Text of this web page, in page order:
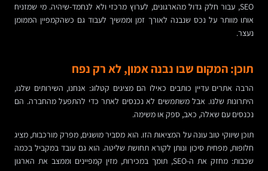
SEO, עבור חלק גדול מהארגונים, לערוץ מרכזי ולא לנחמד-שיהיה. מי שמזניח
אותו מוותר על נכס שנבנה לאורך זמן וממשיך לעבוד גם כשהקמפיין הממומן
נעצר.
תוכן: המקום שבו נבנה אמון, לא רק נפח
הרבה אתרים עדיין כותבים כאילו הם מציגים קטלוג: אנחנו, השירותים שלנו,
היתרונות שלנו. אבל משתמשים לא נכנסים לאתר כדי להתפעל מהחברה. הם
נכנסים עם שאלה, כאב, ספק או משימה.
תוכן שיווקי טוב עונה על המציאות הזו. הוא מסביר מושגים, מפרק מורכבות, מציג
חלופות, מפחית סיכון ונותן לקורא תחושת שליטה. הוא גם עובד במקביל בכמה
שכבות: מחזק את ה-SEO, תומך במכירות, מזין קמפיינים וממצב את הארגון